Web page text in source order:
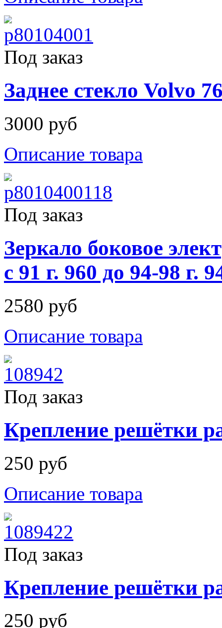
Под заказ
Заднее стекло Volvo
3000 руб
Описание товара
Под заказ
Зеркало боковое
с 91 г. 960 до 94-98 г.
2580 руб
Описание товара
Под заказ
Крепление решётки
250 руб
Описание товара
Под заказ
Крепление решётки
250 руб